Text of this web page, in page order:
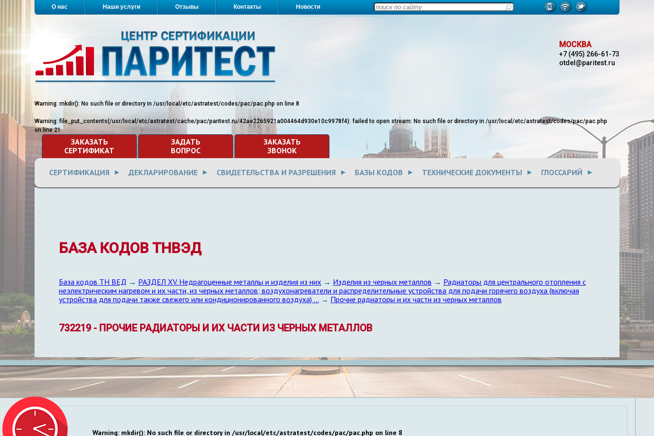
О нас Наши услуги Отзывы Контакты Новости
МОСКВА
+7 (495) 266-61-73
otdel@paritest.ru
Warning: mkdir(): No such file or directory in /usr/local/etc/astratest/codes/pac/pac.php on line 8
Warning: file_put_contents(/usr/local/etc/astratest/cache/pac/paritest.ru/42ae2265921a004464d930e10c9978f4): failed to open stream: No such file or directory in /usr/local/etc/astratest/codes/pac/pac.php
on line21
ЗАКАЗАТЬ
СЕРТИФИКАТ
ЗАДАТЬ
ВОПРОС
ЗАКАЗАТЬ
ЗВОНОК
СЕРТИФИКАЦИЯ ДЕКЛАРИРОВАНИЕ СВИДЕТЕЛЬСТВА И РАЗРЕШЕНИЯ БАЗЫ КОДОВ ТЕХНИЧЕСКИЕ ДОКУМЕНТЫ ГЛОССАРИЙ
БАЗА КОДОВ ТНВЭД
База кодов ТН ВЕД → РАЗДЕЛ XV. Недрагоценные металлы и изделия из них → Изделия из черных металлов → Радиаторы для центрального отопления с
неэлектрическим нагревом и их части, из черных металлов; воздухонагреватели и распределительные устройства для подачи горячего воздуха (включая
устройства для подачи также свежего или кондиционированного воздуха) … → Прочие радиаторы и их части из черных металлов
732219 - ПРОЧИЕ РАДИАТОРЫ И ИХ ЧАСТИ ИЗ ЧЕРНЫХ МЕТАЛЛОВ
Warning: mkdir(): No such file or directory in /usr/local/etc/astratest/codes/pac/pac.php on line 8